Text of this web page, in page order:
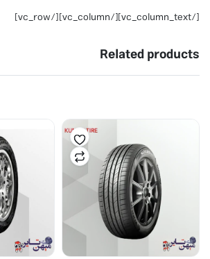
[/vc_column_text][/vc_column][/vc_row]
Related products